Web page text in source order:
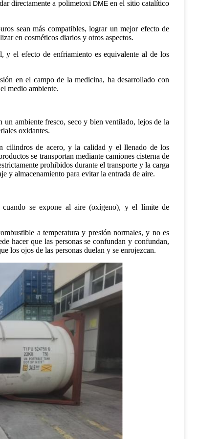
directamente a polimetoxi DMEen el sitio catalítico
sean más compatibles, lograr un mejor efecto de
en cosméticos diarios y otros aspectos.
y el efecto de enfriamiento es equivalente al de los
en el campo de la medicina, ha desarrollado con
medio ambiente.
un ambiente fresco, seco y bien ventilado, lejos de la
oxidantes.
cilindros de acero, y la calidad y el llenado de los
se transportan mediante camiones cisterna de
prohibidos durante el transporte y la carga
y almacenamiento para evitar la entrada de aire.
se expone al aire (oxígeno), y el límite de
a temperatura y presión normales, y no es
hacer que las personas se confundan y confundan,
los ojos de las personas duelan y se enrojezcan.